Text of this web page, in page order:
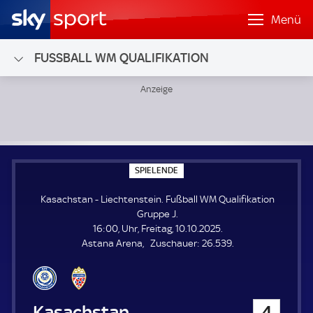
Menü
FUSSBALL WM QUALIFIKATION
SPIELENDE
P
E
N
E
Kasachstan - Liechtenstein. Fußball WM Qualifikation
Gruppe J.
16:00, Uhr, Freitag, 10.10.2025.
Astana Arena
Zuschauer: Z
26.539.